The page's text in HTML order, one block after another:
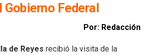
Federal
Por: Redacción
de Reyes recibió la visita de la